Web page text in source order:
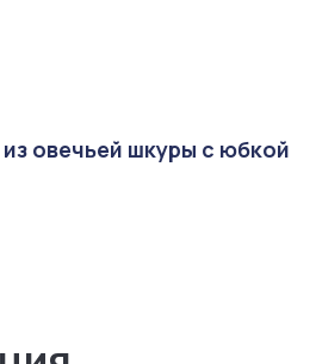
овечьей шкуры с юбкой
5,0